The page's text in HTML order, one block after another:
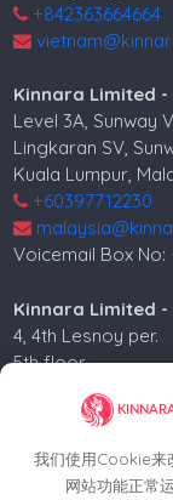
我们使用Cookie来
网站功能正常
+842363664664
Kinnara Limited -
Level 3A, Sunway
Lingkaran SV,
Kuala Lumpur,
+60397712230
Voicemail Box No:
Kinnara Limited -
4, 4th Lesnoy per.
5th floor
Moscow, 125047,
+74952258562